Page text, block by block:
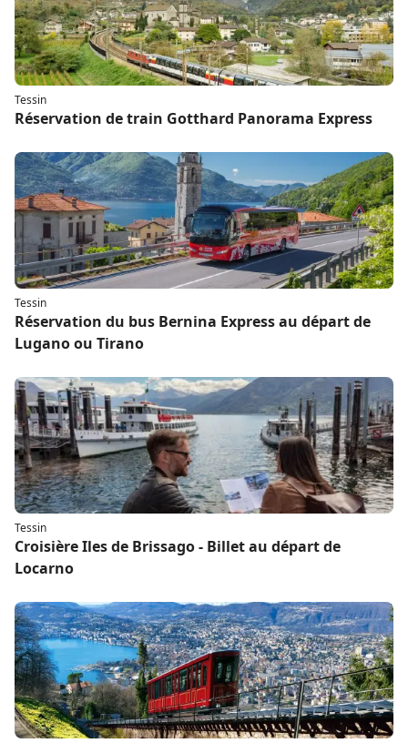
Tessin
Réservation de train Gotthard Panorama Express
Tessin
Réservation du bus Bernina Express au départ de
Lugano ou Tirano
Tessin
Croisière Iles de Brissago - Billet au départ de
Locarno